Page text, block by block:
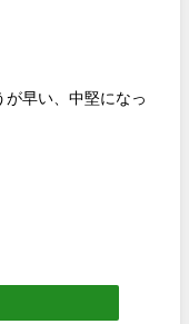
が早い、中堅になっ